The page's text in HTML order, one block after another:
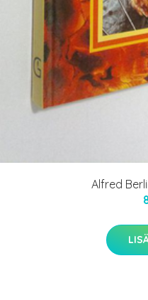
Alfred